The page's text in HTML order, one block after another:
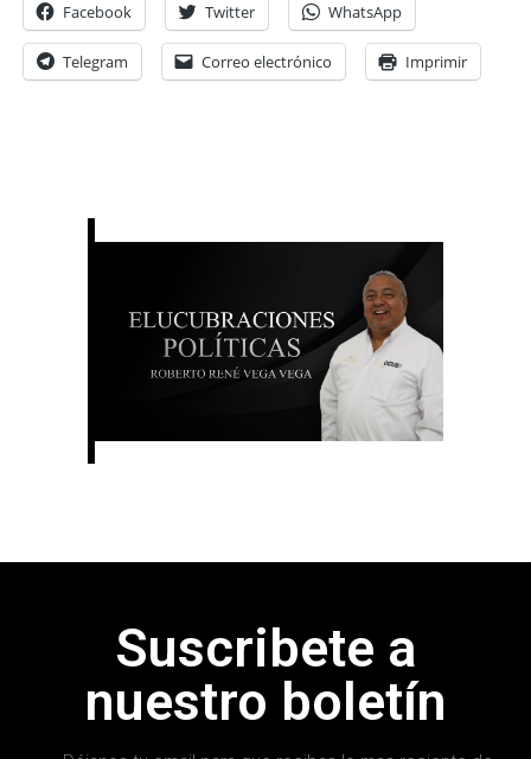
Facebook Twitter WhatsApp
Telegram Correo electrónico Imprimir
Suscribete a
nuestro boletín